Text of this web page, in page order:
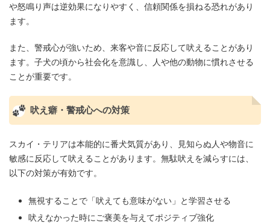
や怒鳴り声は逆効果になりやすく、信頼関係を損ねる恐れがあり
ます。
また、警戒心が強いため、来客や音に反応して吠えることがあり
ます。子犬の頃から社会化を意識し、人や他の動物に慣れさせる
ことが重要です。
吠え癖・警戒心への対策
スカイ・テリアは本能的に番犬気質があり、見知らぬ人や物音に
敏感に反応して吠えることがあります。無駄吠えを減らすには、
以下の対策が有効です。
無視することで「吠えても意味がない」と学習させる
吠えなかった時にご褒美を与えてポジティブ強化